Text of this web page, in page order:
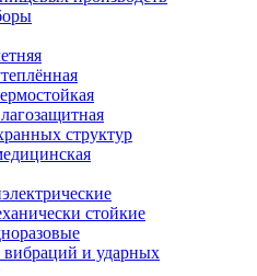
структур
стойкие
вибраций и ударных